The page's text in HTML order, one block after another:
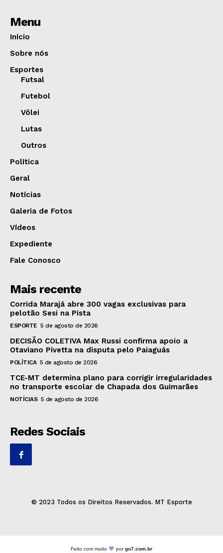
Menu
Início
Sobre nós
Esportes
Futsal
Futebol
Vôlei
Lutas
Outros
Política
Geral
Notícias
Galeria de Fotos
Vídeos
Expediente
Fale Conosco
Mais recente
Corrida Marajá abre 300 vagas exclusivas para
pelotão Sesi na Pista
ESPORTE 5 de agosto de 2026
DECISÃO COLETIVA Max Russi confirma apoio a
Otaviano Pivetta na disputa pelo Paiaguás
POLÍTICA 5 de agosto de 2026
TCE-MT determina plano para corrigir irregularidades
no transporte escolar de Chapada dos Guimarães
NOTÍCIAS 5 de agosto de 2026
Redes Sociais
© 2023 Todos os Direitos Reservados. MT Esporte
Feito com muito porgo7.com.br